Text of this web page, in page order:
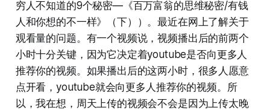
穷人不知道的9个秘密—《百万富翁的思维秘密/有钱
人和你想的不一样》（下））。最近在网上了解关于
观看量的问题。有一个视频说，视频播出后的前两个
小时十分关键，因为它决定着youtube是否向更多人
推荐你的视频。如果播出后的这两小时，很多人愿意
点开看，youtube就会向更多人推荐你的视频。所
以，我在想，周天上传的视频会不会是因为上传太晚